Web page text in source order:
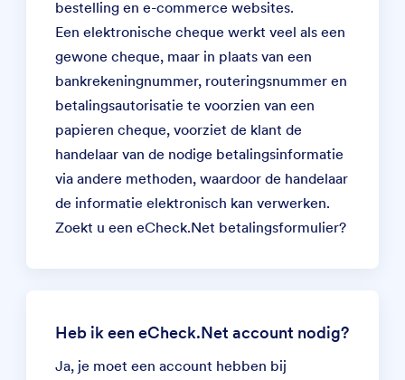
bestelling en e-commerce websites.
Een elektronische cheque werkt veel als een
gewone cheque, maar in plaats van een
bankrekeningnummer, routeringsnummer en
betalingsautorisatie te voorzien van een
papieren cheque, voorziet de klant de
handelaar van de nodige betalingsinformatie
via andere methoden, waardoor de handelaar
de informatie elektronisch kan verwerken.
Zoekt u eeneCheck.Net betalingsformulier?
Heb ik een eCheck.Net account nodig?
Ja, je moet een account hebben bij